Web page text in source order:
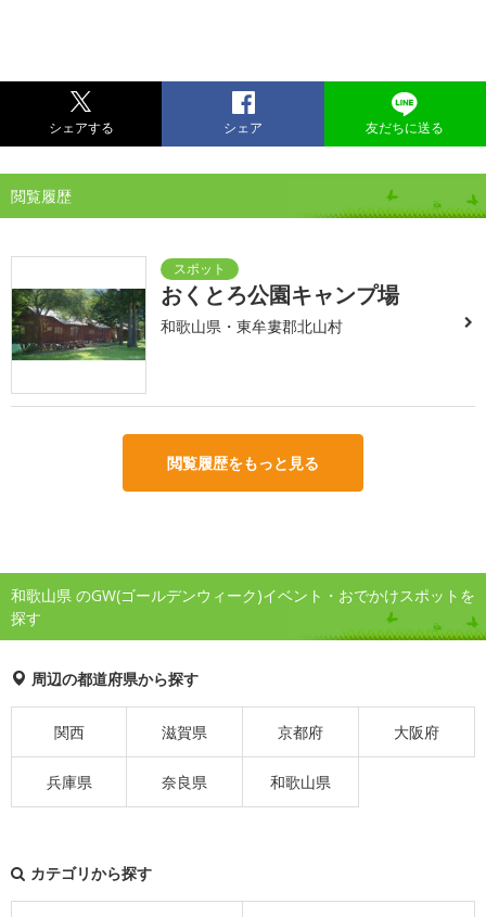
シェアする シェア 友だちに送る
閲覧履歴
おくとろ公園キャンプ場
和歌山県・東牟婁郡北山村
閲覧履歴をもっと見る
和歌山県 のGW(ゴールデンウィーク)イベント・おでかけスポットを
探す
周辺の都道府県から探す
関西 滋賀県 京都府 大阪府
兵庫県 奈良県 和歌山県
カテゴリから探す